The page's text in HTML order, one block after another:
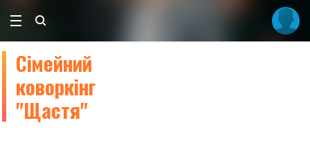
Сімейний
коворкінг
"Щастя"